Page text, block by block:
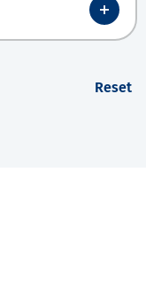
Reset